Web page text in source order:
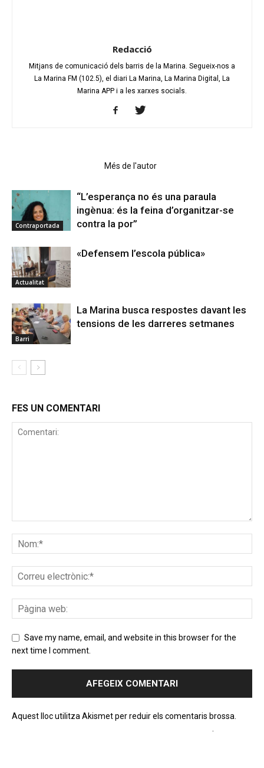
Redacció
Mitjans de comunicació dels barris de la Marina. Segueix-nos a
La Marina FM (102.5), el diari La Marina, La Marina Digital, La
Marina APP i a les xarxes socials.
Més de l'autor
Contraportada
“L’esperança no és una paraula
ingènua: és la feina d’organitzar-se
contra la por”
Actualitat
«Defensem l’escola pública»
Barri
La Marina busca respostes davant les
tensions de les darreres setmanes
FES UN COMENTARI
Save my name, email, and website in this browser for the
next time I comment.
Aquest lloc utilitza Akismet per reduir els comentaris brossa.